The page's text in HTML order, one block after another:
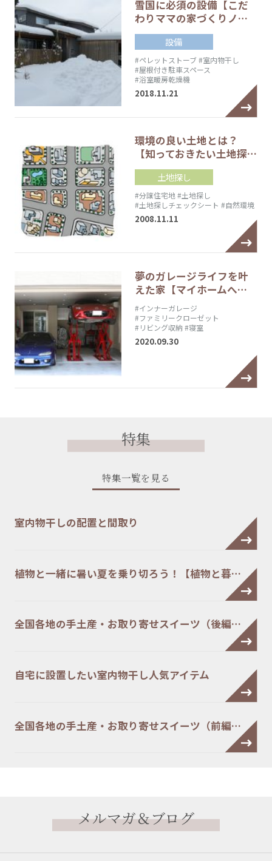
雪国に必須の設備【こだ
わりママの家づくりノ…
設備
#ペレットストーブ#室内物干し
#屋根付き駐車スペース
#浴室暖房乾燥機
2018.11.21
環境の良い土地とは？
【知っておきたい土地探…
土地探し
#分譲住宅地#土地探し
#土地探しチェックシート #自然環境
2008.11.11
夢のガレージライフを叶
えた家【マイホームへ…
#インナーガレージ
#ファミリークローゼット
#リビング収納 #寝室
2020.09.30
特集
特集一覧を見る
室内物干しの配置と間取り
植物と一緒に暑い夏を乗り切ろう！【植物と暮…
全国各地の手土産・お取り寄せスイーツ（後編…
自宅に設置したい室内物干し人気アイテム
全国各地の手土産・お取り寄せスイーツ（前編…
メルマガ＆ブログ